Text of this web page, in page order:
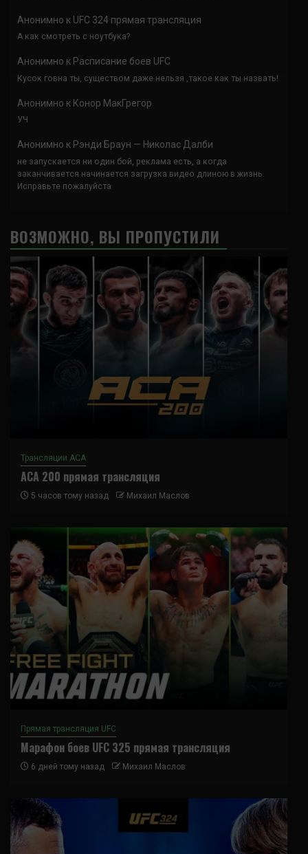
Анонимно к UFC 324 прямая трансляция
А как смотреть с ноутбука?
Анонимно к Расписание боев UFC
Кусок говна ты, существом даже нельзя ,такое как ты назвать!
Анонимно к Конор МакГрегор
УЧ
Анонимно к Рэнди Браун — Николас Далби
не запускается ни один бой, реклама есть, а когда
заканчивается начинается загрузка видео длиною в жизнь.
Исправьте пожалуйста
ВОЗМОЖНО, ВЫ ПРОПУСТИЛИ
Трансляции ACA
ACA 200 прямая трансляция
5 часов тому назад Михаил Маслов
Прямая трансляция UFC
Марафон боев UFC 325 прямая трансляция
6 дней тому назад Михаил Маслов